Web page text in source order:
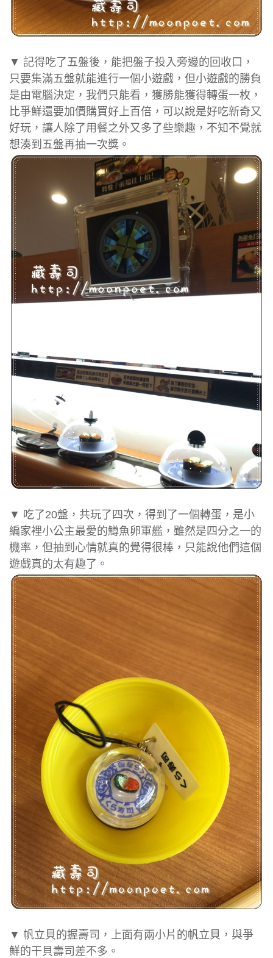
▼ 記得吃了五盤後，能把盤子投入旁邊的回收口，
只要集滿五盤就能進行一個小遊戲，但小遊戲的勝負
是由電腦決定，我們只能看，獲勝能獲得轉蛋一枚，
比爭鮮還要加價購買好上百倍，可以說是好吃新奇又
好玩，讓人除了用餐之外又多了些樂趣，不知不覺就
想湊到五盤再抽一次獎。
▼ 吃了20盤，共玩了四次，得到了一個轉蛋，是小
編家裡小公主最愛的鱒魚卵軍艦，雖然是四分之一的
機率，但抽到心情就真的覺得很棒，只能說他們這個
遊戲真的太有趣了。
▼ 帆立貝的握壽司，上面有兩小片的帆立貝，與爭
鮮的干貝壽司差不多。